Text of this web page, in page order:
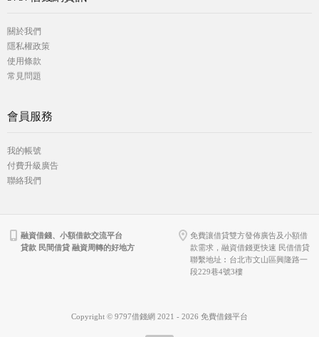
關於我們
隱私權政策
使用條款
常見問題
會員服務
我的帳號
付費升級廣告
聯絡我們
融資借錢、小額借款交流平台
貸款 民間借貸 融資周轉的好地方
免費讓借貸雙方發佈廣告及小額借
款需求，融資借錢更快速 民借借貸
聯繫地址︰台北市文山區興隆路一
段229巷4號3樓
Copyright © 9797借錢網 2021 - 2026 免費借錢平台